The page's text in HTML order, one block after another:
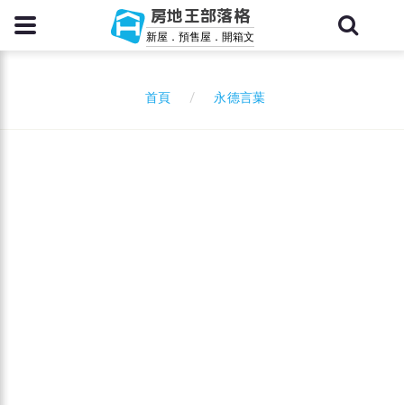
房地王部落格
新屋．預售屋．開箱文
首頁 永德言葉